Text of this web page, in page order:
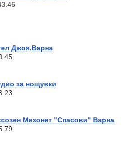
Джоя,Варна
за нощувки
Мезонет "Спасови" Варна